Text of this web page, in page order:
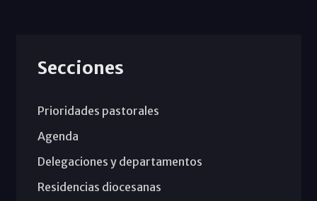
Secciones
Prioridades pastorales
Agenda
Delegaciones y departamentos
Residencias diocesanas